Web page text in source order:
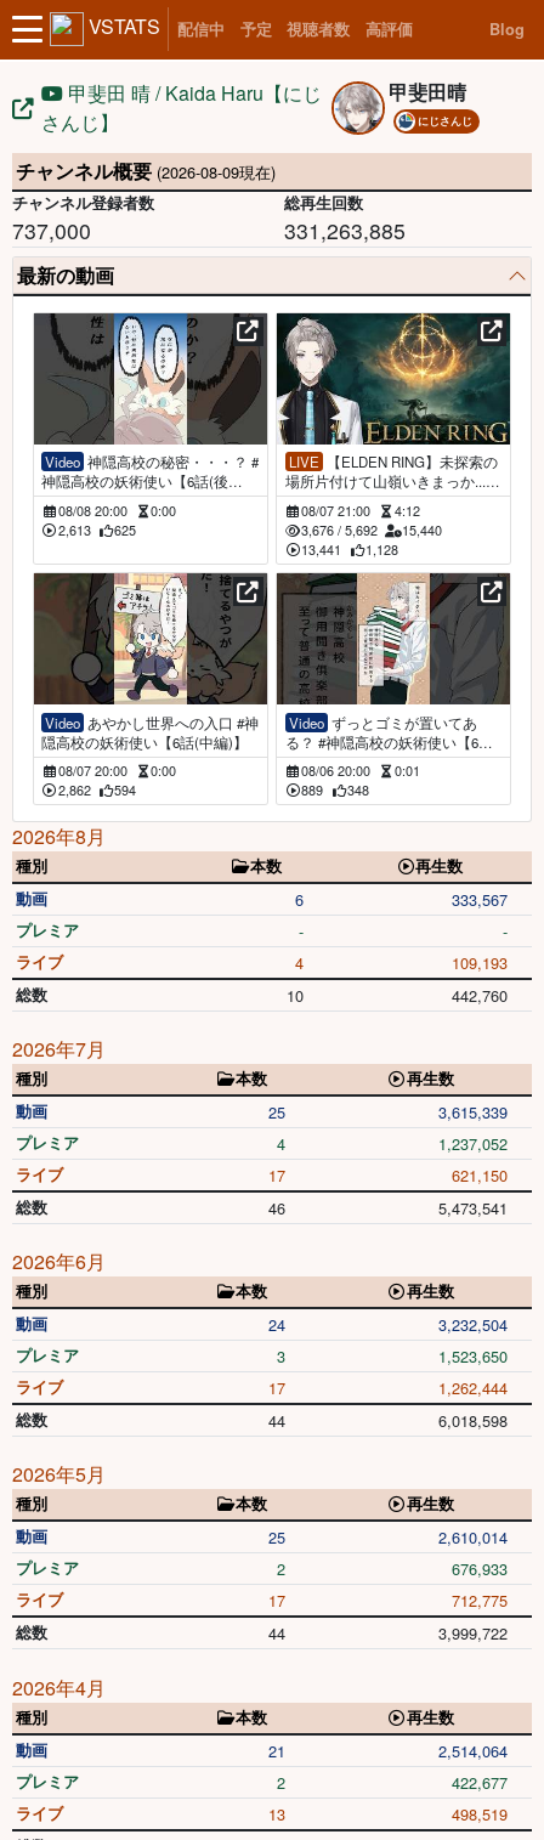
VSTATS 配信中 予定 視聴者数 高評価 Blog
甲斐田 晴 / Kaida Haru【にじ
さんじ】
甲斐田晴
にじさんじ
チャンネル概要 (2026-08-09現在)
チャンネル登録者数
737,000
総再生回数
331,263,885
最新の動画
Video
神隠高校の妖術使い【6話(後
編)】08/08 20:00
0:00
2,613
625
LIVE
場所片付けて山嶺いきまっか... #
22【甲斐田晴/にじさんじ】
08/07 21:00
4:12
3,676 /5,692
15,440
13,441
1,128
Video
隠高校の妖術使い【6話(中編)】
08/07 20:00
0:00
2,862
594
Video
る？ #神隠高校の妖術使い【6話
(前編)】
08/06 20:00
0:01
889
348
2026年8月
種別 本数
再生数
動画
6 333,567
プレミア - -
ライブ 4 109,193
総数 10 442,760
2026年7月
種別 本数
再生数
動画
25 3,615,339
プレミア 4 1,237,052
ライブ 17 621,150
総数 46 5,473,541
2026年6月
種別 本数
再生数
動画
24 3,232,504
プレミア 3 1,523,650
ライブ 17 1,262,444
総数 44 6,018,598
2026年5月
種別 本数
再生数
動画
25 2,610,014
プレミア 2 676,933
ライブ 17 712,775
総数 44 3,999,722
2026年4月
種別 本数
再生数
動画
21 2,514,064
プレミア 2 422,677
ライブ 13 498,519